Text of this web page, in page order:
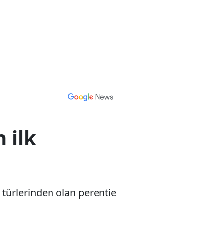
ilk
türlerinden olan perentie